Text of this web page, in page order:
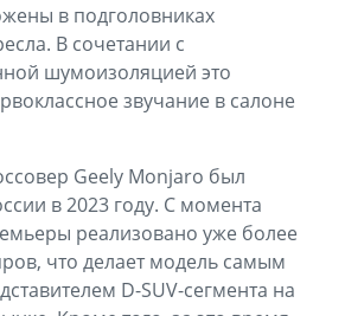
в подголовниках
В сочетании с
шумоизоляцией это
звучание в салоне
Geely Monjaro был
в 2023 году. С момента
реализовано уже более
что делает модель самым
D-SUV-сегмента на